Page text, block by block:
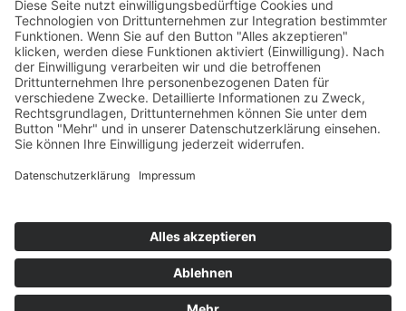
Nicht das Richtige dabei?
Bitte sprechen Sie uns an, damit wir Ihnen weitere Angebote für
Ihren Aufenthalt auf einer
Estancia in Uruguay
können. Wir haben sehr viele Estancias in unserem Programm, die
Informationen.
Bitte info@uruguay-travels.com